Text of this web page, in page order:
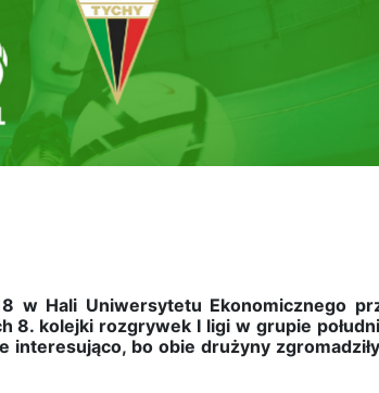
w Hali Uniwersytetu Ekonomicznego
8. kolejki rozgrywek I ligi w grupie
interesująco, bo obie drużyny